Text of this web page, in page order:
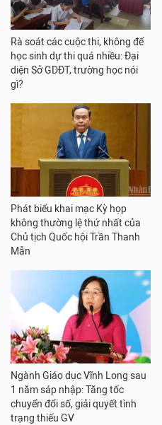
Rà soát các cuộc thi, không để
học sinh dự thi quá nhiều: Đại
diện Sở GDĐT, trường học nói
gì?
Phát biểu khai mạc Kỳ họp
không thường lệ thứ nhất của
Chủ tịch Quốc hội Trần Thanh
Mẫn
Ngành Giáo dục Vĩnh Long sau
1 năm sáp nhập: Tăng tốc
chuyển đổi số, giải quyết tình
trạng thiếu GV